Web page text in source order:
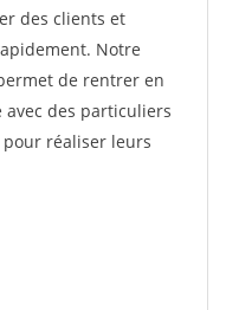
des clients et
Notre
de rentrer en
des particuliers
réaliser leurs